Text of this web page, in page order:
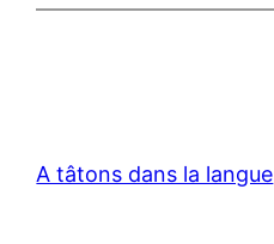
A tâtons dans la langue